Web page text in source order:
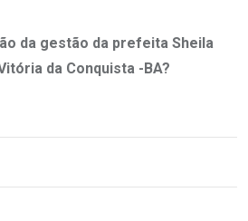
da gestão da prefeita Sheila
da Conquista -BA?